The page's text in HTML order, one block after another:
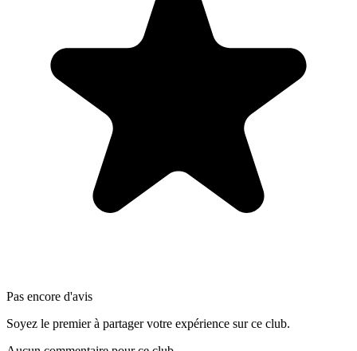
Pas encore d'avis
Soyez le premier à partager votre expérience sur ce club.